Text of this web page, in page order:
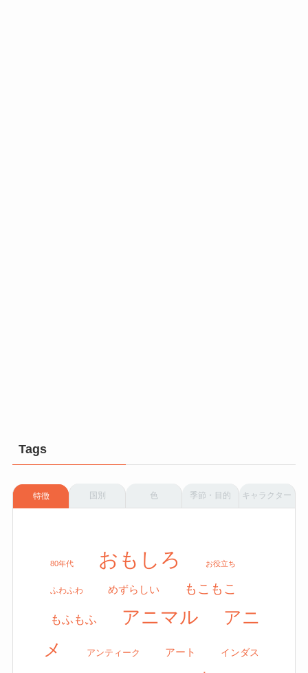
Tags
特徴 国別 色 季節・目的 キャラクター
80年代 おもしろ お役立ち
ふわふわ めずらしい もこもこ
もふもふ アニマル
アニ
メ
アンティーク アート インダス